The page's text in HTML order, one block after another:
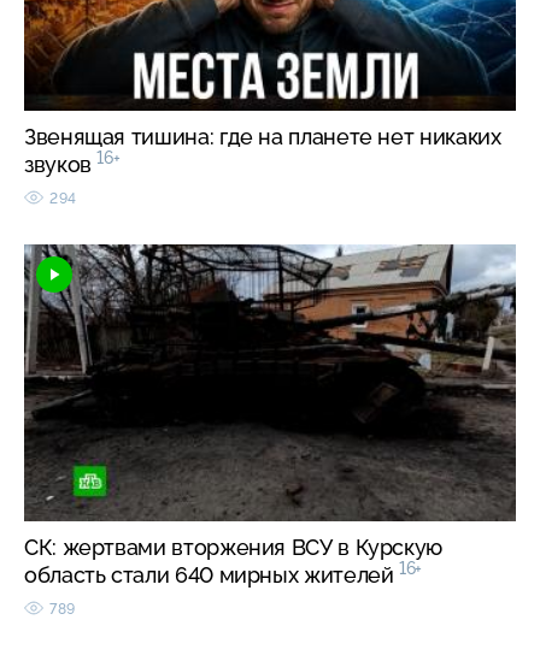
Звенящая тишина: где на планете нет никаких
звуков 16+
294
СК: жертвами вторжения ВСУ в Курскую
область стали 640 мирных жителей 16+
789